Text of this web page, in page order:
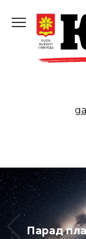
содержанию
Жара и